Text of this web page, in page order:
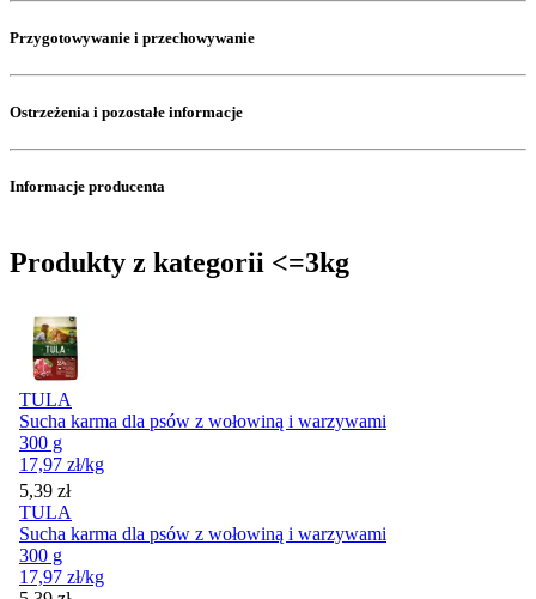
Przygotowywanie i przechowywanie
Ostrzeżenia i pozostałe informacje
Informacje producenta
Produkty z kategorii <=3kg
TULA
Sucha karma dla psów z wołowiną i warzywami
300 g
17,97 zł/kg
Cena
5,39 zł
TULA
Sucha karma dla psów z wołowiną i warzywami
300 g
17,97 zł/kg